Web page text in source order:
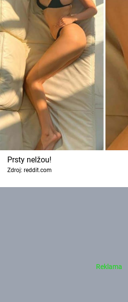
Prsty nelžou!
Zdroj: reddit.com